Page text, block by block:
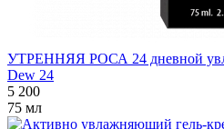
УТРЕННЯЯ РОСА 24 дневной
Dew 24
5 200
75 мл